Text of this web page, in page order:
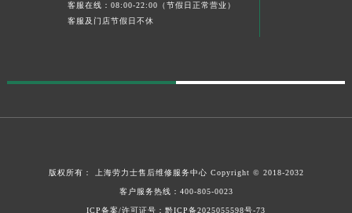
客服在线：08:00-22:00（节假日正常营业）
客服及门店节假日不休
版权所有： 上海劳力士售后维修服务中心 Copyright © 2018-2032
客户服务热线： 400-805-0023
ICP备案/许可证号：黔ICP备2025055598号-73